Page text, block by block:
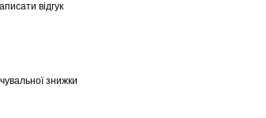
відгук
знижки